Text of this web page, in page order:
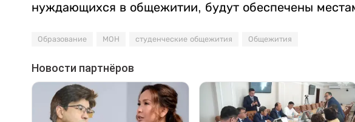
нуждающихся в общежитии, будут обеспечены
Образование МОН студенческие общежития Общежития